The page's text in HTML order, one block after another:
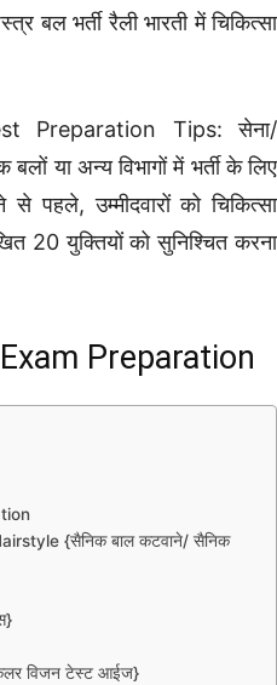
बल भर्ती रैली भारती में चिकित्सा
Preparation Tips: सेना/
या अन्य विभागों में भर्ती के लिए
पहले, उम्मीदवारों को चिकित्सा
20 युक्तियों को सुनिश्चित करना
Preparation
{सैनिक बाल कटवाने/ सैनिक
विजन टेस्ट आईज}